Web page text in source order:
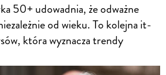
50+ udowadnia, że odważne
od wieku. To kolejna it-
która wyznacza trendy